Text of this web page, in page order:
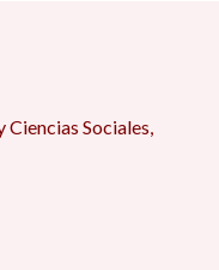
Ciencias Sociales,